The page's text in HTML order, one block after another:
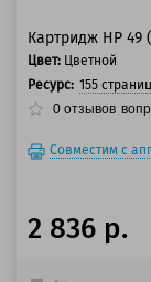
Картридж HP 49
Цвет: Цветной
Ресурс: 155
0 отзывов
Совместим с
2 836 р.